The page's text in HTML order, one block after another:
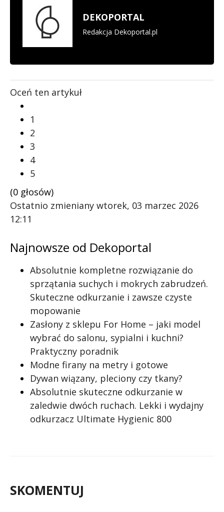
DEKOPORTAL
Redakcja Dekoportal.pl
Oceń ten artykuł
1
2
3
4
5
(0 głosów)
Ostatnio zmieniany wtorek, 03 marzec 2026
12:11
Najnowsze od Dekoportal
Absolutnie kompletne rozwiązanie do
sprzątania suchych i mokrych zabrudzeń.
Skuteczne odkurzanie i zawsze czyste
mopowanie
Zasłony z sklepu For Home – jaki model
wybrać do salonu, sypialni i kuchni?
Praktyczny poradnik
Modne firany na metry i gotowe
Dywan wiązany, pleciony czy tkany?
Absolutnie skuteczne odkurzanie w
zaledwie dwóch ruchach. Lekki i wydajny
odkurzacz Ultimate Hygienic 800
SKOMENTUJ